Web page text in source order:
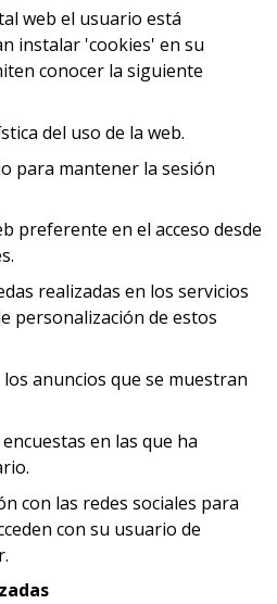
web el usuario está
instalar 'cookies' en su
conocer la siguiente
del uso de la web.
para mantener la sesión
preferente en el acceso desde
realizadas en los servicios
personalización de estos
anuncios que se muestran
en las que ha
con las redes sociales para
con su usuario de